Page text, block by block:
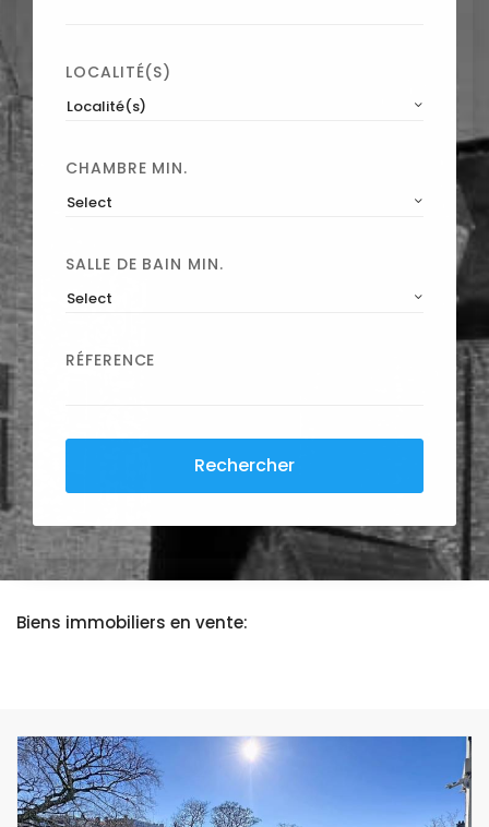
LOCALITÉ(S)
Localité(s)
CHAMBRE MIN.
Select
SALLE DE BAIN MIN.
Select
RÉFERENCE
Rechercher
Biens immobiliers en vente: